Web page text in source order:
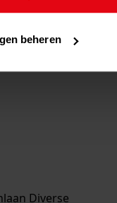
beheren
Diverse